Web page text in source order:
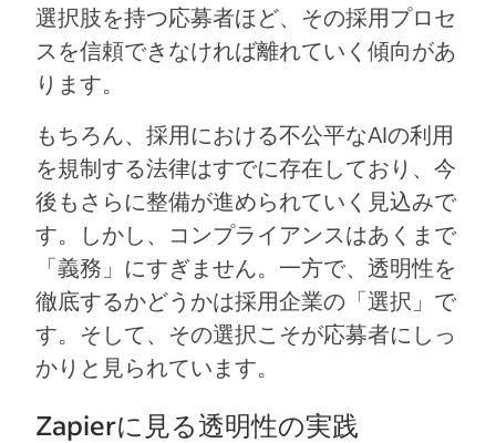
選択肢を持つ応募者ほど、その採用プロセ
スを信頼できなければ離れていく傾向があ
ります。
もちろん、採用における不公平なAIの利用
を規制する法律はすでに存在しており、今
後もさらに整備が進められていく見込みで
す。しかし、コンプライアンスはあくまで
「義務」にすぎません。一方で、透明性を
徹底するかどうかは採用企業の「選択」で
す。そして、その選択こそが応募者にしっ
かりと見られています。
Zapierに見る透明性の実践